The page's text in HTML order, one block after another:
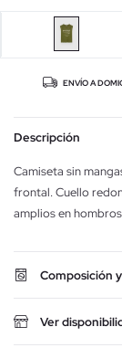
ENVÍO A
Descripción
Camiseta sin
frontal. Cuello
amplios en
Composición
Ver